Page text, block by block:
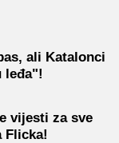
ali Katalonci
leđa"!
vijesti za sve
Flicka!